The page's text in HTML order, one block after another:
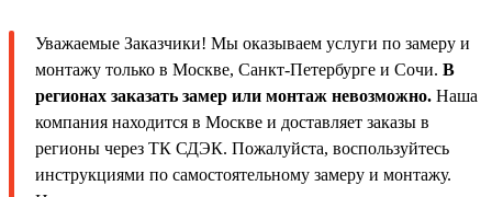
Уважаемые Заказчики! Мы оказываем услуги по замеру и
монтажу только в Москве, Санкт-Петербурге и Сочи. В
регионах заказать замер или монтаж невозможно. Наша
компания находится в Москве и доставляет заказы в
регионы через ТК СДЭК. Пожалуйста, воспользуйтесь
инструкциями по самостоятельному замеру и монтажу.